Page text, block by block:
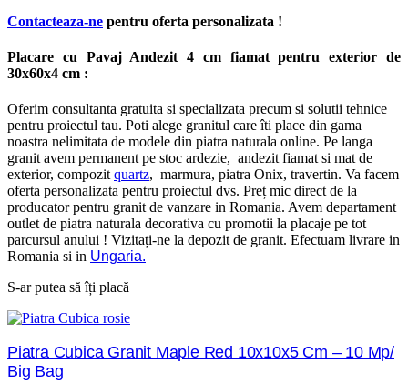
Contacteaza-ne pentru oferta personalizata !
Placare cu Pavaj Andezit 4 cm fiamat pentru exterior de
30x60x4 cm :
Oferim consultanta gratuita si specializata precum si solutii tehnice
pentru proiectul tau. Poti alege granitul care îti place din gama
noastra nelimitata de modele din piatra naturala online. Pe langa
granit avem permanent pe stoc ardezie, andezit fiamat si mat de
exterior, compozit quartz, marmura, piatra Onix, travertin. Va facem
oferta personalizata pentru proiectul dvs. Preț mic direct de la
producator pentru granit de vanzare in Romania. Avem departament
outlet de piatra naturala decorativa cu promotii la placaje pe tot
parcursul anului ! Vizitați-ne la depozit de granit. Efectuam livrare in
Romania si in Ungaria.
S-ar putea să îți placă
Piatra Cubica Granit Maple Red 10x10x5 Cm – 10 Mp/
Big Bag